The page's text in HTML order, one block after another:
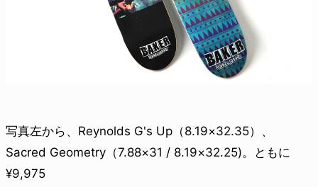
写真左から、Reynolds G's Up（8.19×32.35）、
Sacred Geometry（7.88×31 / 8.19×32.25)。ともに
¥9,975